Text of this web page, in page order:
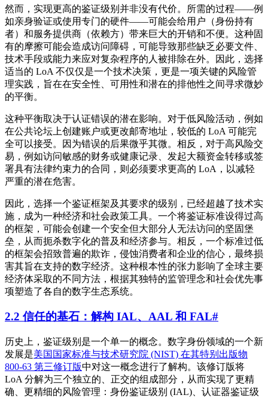
然而，实现更高的鉴证级别并非没有代价。所需的过程——例
如亲身验证或使用专门的硬件——可能会给用户（身份持有
者）和服务提供商（依赖方）带来巨大的开销和不便。这种固
有的摩擦可能会造成访问障碍，可能导致那些缺乏必要文件、
技术手段或能力来应对复杂程序的人被排除在外。因此，选择
适当的 LoA 不仅仅是一个技术决策，更是一项关键的风险管
理实践，旨在在安全性、可用性和潜在的排他性之间寻求微妙
的平衡。
这种平衡取决于认证错误的潜在影响。对于低风险活动，例如
在公共论坛上创建账户或更改邮寄地址，较低的 LoA 可能完
全可以接受。因为错误的后果微乎其微。相反，对于高风险交
易，例如访问敏感的财务或健康记录、发起大额资金转移或签
署具有法律约束力的合同，则必须要求更高的 LoA，以减轻
严重的潜在危害。
因此，选择一个鉴证框架及其要求的级别，已经超越了技术实
施，成为一种经济和社会政策工具。一个将鉴证标准设得过高
的框架，可能会创建一个安全但大部分人无法访问的坚固堡
垒，从而扼杀数字化的普及和经济参与。相反，一个标准过低
的框架会招致普遍的欺诈，侵蚀消费者和企业的信心，最终损
害其旨在支持的数字经济。这种根本性的张力影响了全球主要
经济体采取的不同方法，根据其独特的监管理念和社会优先事
项塑造了各自的数字生态系统。
2.2 信任的基石：解构 IAL、AAL 和 FAL#
历史上，鉴证级别是一个单一的概念。数字身份领域的一个新
发展是美国国家标准与技术研究院 (NIST) 在其特别出版物
800-63 第三修订版中对这一概念进行了解构。该修订版将
LoA 分解为三个独立的、正交的组成部分，从而实现了更精
确、更精细的风险管理：身份鉴证级别 (IAL)、认证器鉴证级